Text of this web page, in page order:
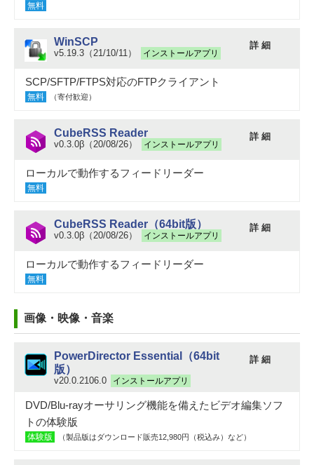
無料
WinSCP
v5.19.3（21/10/11） インストールアプリ
詳 細
SCP/SFTP/FTPS対応のFTPクライアント
無料 （寄付歓迎）
CubeRSS Reader
v0.3.0β（20/08/26） インストールアプリ
詳 細
ローカルで動作するフィードリーダー
無料
CubeRSS Reader（64bit版）
v0.3.0β（20/08/26） インストールアプリ
詳 細
ローカルで動作するフィードリーダー
無料
画像・映像・音楽
PowerDirector Essential（64bit
版）
v20.0.2106.0 インストールアプリ
詳 細
DVD/Blu-rayオーサリング機能を備えたビデオ編集ソフ
トの体験版
体験版 （製品版はダウンロード販売12,980円（税込み）など）